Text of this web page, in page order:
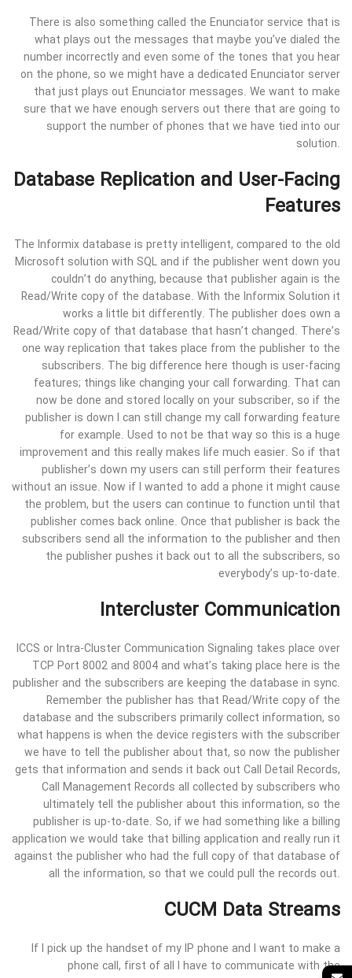
There is also something called the Enunciator service that is
what plays out the messages that maybe you’ve dialed the
number incorrectly and even some of the tones that you hear
on the phone, so we might have a dedicated Enunciator server
that just plays out Enunciator messages. We want to make
sure that we have enough servers out there that are going to
support the number of phones that we have tied into our
solution.
Database Replication and User-Facing
Features
The Informix database is pretty intelligent, compared to the old
Microsoft solution with SQL and if the publisher went down you
couldn’t do anything, because that publisher again is the
Read/Write copy of the database. With the Informix Solution it
works a little bit differently. The publisher does own a
Read/Write copy of that database that hasn’t changed. There’s
one way replication that takes place from the publisher to the
subscribers. The big difference here though is user-facing
features; things like changing your call forwarding. That can
now be done and stored locally on your subscriber, so if the
publisher is down I can still change my call forwarding feature
for example. Used to not be that way so this is a huge
improvement and this really makes life much easier. So if that
publisher’s down my users can still perform their features
without an issue. Now if I wanted to add a phone it might cause
the problem, but the users can continue to function until that
publisher comes back online. Once that publisher is back the
subscribers send all the information to the publisher and then
the publisher pushes it back out to all the subscribers, so
everybody’s up-to-date.
Intercluster Communication
ICCS or Intra-Cluster Communication Signaling takes place over
TCP Port 8002 and 8004 and what’s taking place here is the
publisher and the subscribers are keeping the database in sync.
Remember the publisher has that Read/Write copy of the
database and the subscribers primarily collect information, so
what happens is when the device registers with the subscriber
we have to tell the publisher about that, so now the publisher
gets that information and sends it back out Call Detail Records,
Call Management Records all collected by subscribers who
ultimately tell the publisher about this information, so the
publisher is up-to-date. So, if we had something like a billing
application we would take that billing application and really run it
against the publisher who had the full copy of that database of
all the information, so that we could pull the records out.
CUCM Data Streams
If I pick up the handset of my IP phone and I want to make a
phone call, first of all I have to communicate with the